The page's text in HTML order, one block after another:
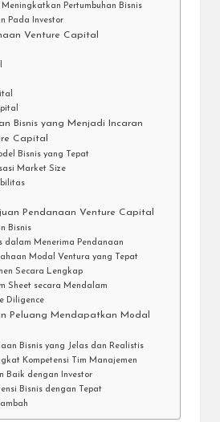
Meningkatkan Pertumbuhan Bisnis
Pada Investor
Venture Capital
Bisnis yang Menjadi Incaran
Capital
Bisnis yang Tepat
Market Size
Pendanaan Venture Capital
Bisnis
dalam Menerima Pendanaan
Modal Ventura yang Tepat
Secara Lengkap
Sheet secara Mendalam
Diligence
Peluang Mendapatkan Modal
Bisnis yang Jelas dan Realistis
Kompetensi Tim Manajemen
Baik dengan Investor
Bisnis dengan Tepat